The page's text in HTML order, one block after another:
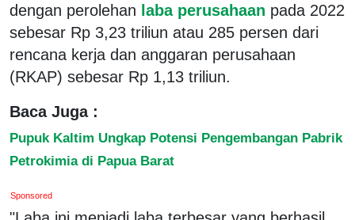
dengan perolehan laba perusahaan pada 2022
sebesar Rp 3,23 triliun atau 285 persen dari
rencana kerja dan anggaran perusahaan
(RKAP) sebesar Rp 1,13 triliun.
Baca Juga :
Pupuk Kaltim Ungkap Potensi Pengembangan Pabrik
Petrokimia di Papua Barat
Sponsored